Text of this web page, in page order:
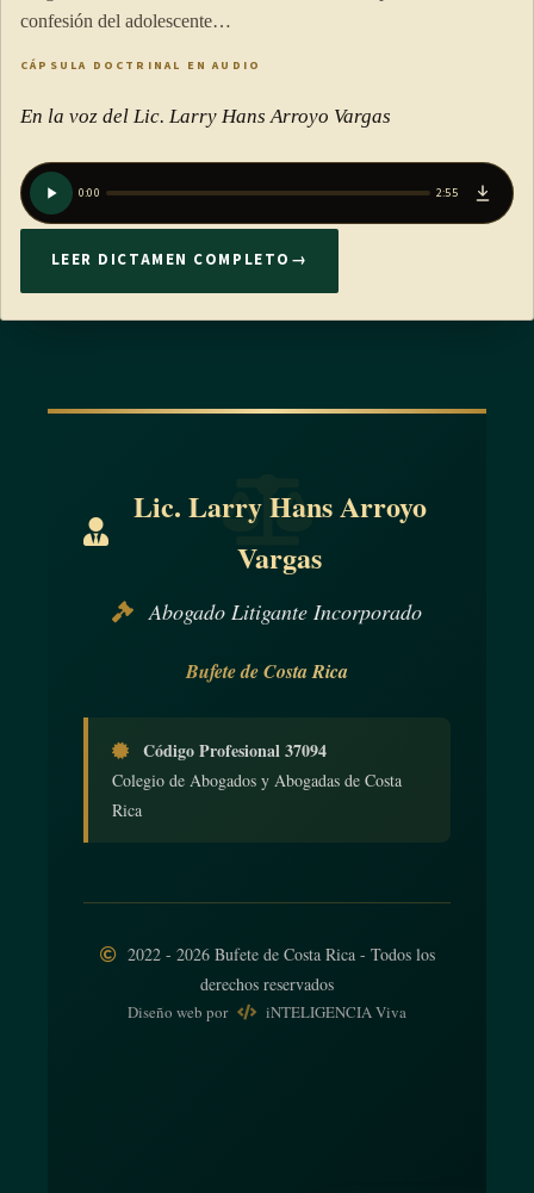
confesión del adolescente…
CÁPSULA DOCTRINAL EN AUDIO
En la voz del Lic. Larry Hans Arroyo Vargas
0:00 2:55
LEER DICTAMEN COMPLETO →
Lic. Larry Hans Arroyo
Vargas
Abogado Litigante Incorporado
Bufete de Costa Rica
Código Profesional 37094
Colegio de Abogados y Abogadas de Costa
Rica
2022 - 2026 Bufete de Costa Rica - Todos los
derechos reservados
Diseño web por iNTELIGENCIA Viva